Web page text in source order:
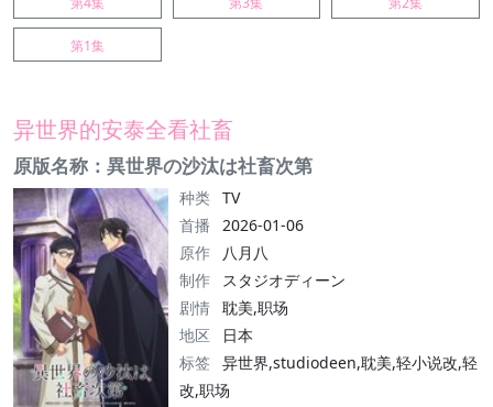
第1集
异世界的安泰全看社畜
原版名称：異世界の沙汰は社畜次第
种类 TV
首播
2026-01-06
原作
八月八
制作
スタジオディーン
剧情 耽美,职场
地区
日本
标签
异世界,studiodeen,耽美,轻小说改,轻
改,职场